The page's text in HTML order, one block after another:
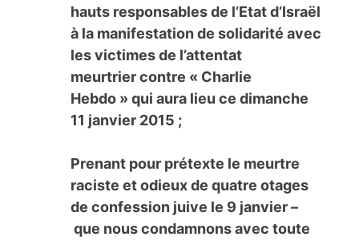
hauts responsables de l’Etat d’Israël
à la manifestation de solidarité avec
les victimes de l’attentat
meurtrier contre « Charlie
Hebdo » qui aura lieu ce dimanche
11 janvier 2015 ;
Prenant pour prétexte le meurtre
raciste et odieux de quatre otages
de confession juive le 9 janvier –
que nous condamnons avec toute